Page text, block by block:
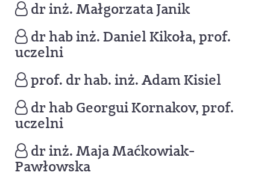
dr inż. Małgorzata Janik
dr hab inż. Daniel Kikoła, prof.
uczelni
prof. dr hab. inż. Adam Kisiel
dr hab Georgui Kornakov, prof.
uczelni
dr inż. Maja Maćkowiak-
Pawłowska